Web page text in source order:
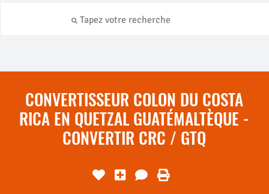
CONVERTISSEUR COLON DU COSTA
RICA EN QUETZAL GUATÉMALTÈQUE -
CONVERTIR CRC / GTQ